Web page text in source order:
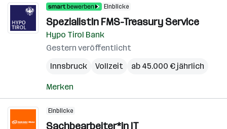
Einblicke
SpezialistIn FMS-Treasury Service
Hypo Tirol Bank
Gestern veröffentlicht
Innsbruck
Vollzeit ab 45.000 € jährlich
Merken
Einblicke
Sachbearbeiter*in IT